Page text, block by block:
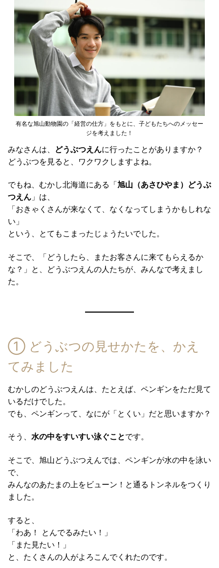
有名な旭山動物園の「経営の仕方」をもとに、子どもたちへのメッセー
ジを考えました！
みなさんは、 どうぶつえんに行ったことがありますか？
どうぶつを見ると、ワクワクしますよね。
でもね、むかし北海道にある「旭山（あさひやま）どうぶ
つえん 」は、
「おきゃくさんが来なくて、なくなってしまうかもしれな
い」
という、とてもこまったじょうたいでした。
そこで、「どうしたら、またお客さんに来てもらえるか
な？」と、どうぶつえんの人たちが、みんなで考えまし
た。
① どうぶつの見せかたを、かえ
てみました
むかしのどうぶつえんは、たとえば、ペンギンをただ見て
いるだけでした。
でも、ペンギンって、なにが「とくい」だと思いますか？
そう、 水の中をすいすい泳ぐことです。
そこで、旭山どうぶつえんでは、ペンギンが水の中を泳い
で、
みんなのあたまの上をビューン！と通るトンネルをつくり
ました。
すると、
「わあ！ とんでるみたい！」
「また見たい！」
と、たくさんの人がよろこんでくれたのです。